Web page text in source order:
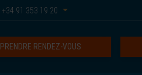
+34 91 353 19 20
PRENDRE RENDEZ-VOUS